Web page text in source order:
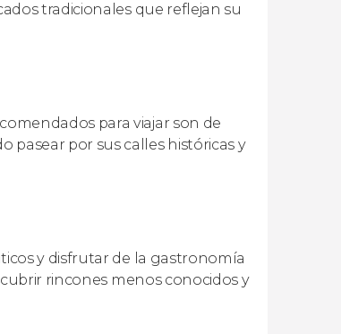
tradicionales que reflejan su
para viajar son de
pasear por sus calles históricas y
y disfrutar de la gastronomía
rincones menos conocidos y